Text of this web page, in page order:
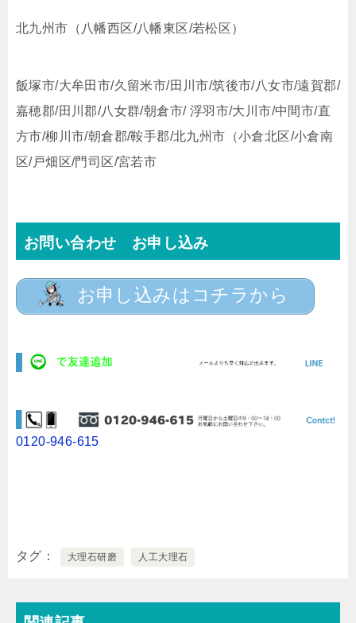
北九州市（八幡西区/八幡東区/若松区）
飯塚市/大牟田市/久留米市/田川市/筑後市/八女市/遠賀郡/
嘉穂郡/田川郡/八女群/朝倉市/ 浮羽市/大川市/中間市/直
方市/柳川市/朝倉郡/鞍手郡/北九州市（小倉北区/小倉南
区/戸畑区/門司区/宮若市
お問い合わせ お申し込み
お申し込みはコチラから
0120-946-615
タグ 大理石研磨 人工大理石